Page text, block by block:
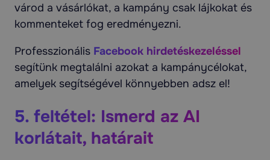
várod a vásárlókat, a kampány csak lájkokat és
kommenteket fog eredményezni.
Professzionális Facebook hirdetéskezeléssel
segítünk megtalálni azokat a kampánycélokat,
amelyek segítségével könnyebben adsz el!
5. feltétel: Ismerd az AI
korlátait, határait